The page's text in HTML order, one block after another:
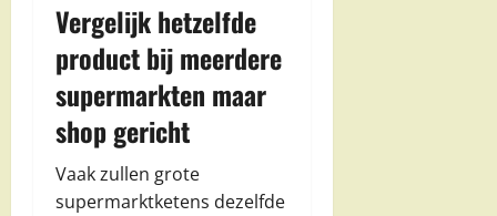
Vergelijk hetzelfde
product bij meerdere
supermarkten maar
shop gericht
Vaak zullen grote
supermarktketens dezelfde